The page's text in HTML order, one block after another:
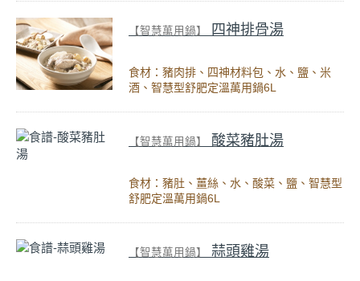
【智慧萬用鍋】 四神排骨湯
食材：豬肉排、四神材料包、水、鹽、米
酒、智慧型舒肥定溫萬用鍋6L
【智慧萬用鍋】 酸菜豬肚湯
食材：豬肚、薑絲、水、酸菜、鹽、智慧型
舒肥定溫萬用鍋6L
【智慧萬用鍋】 蒜頭雞湯